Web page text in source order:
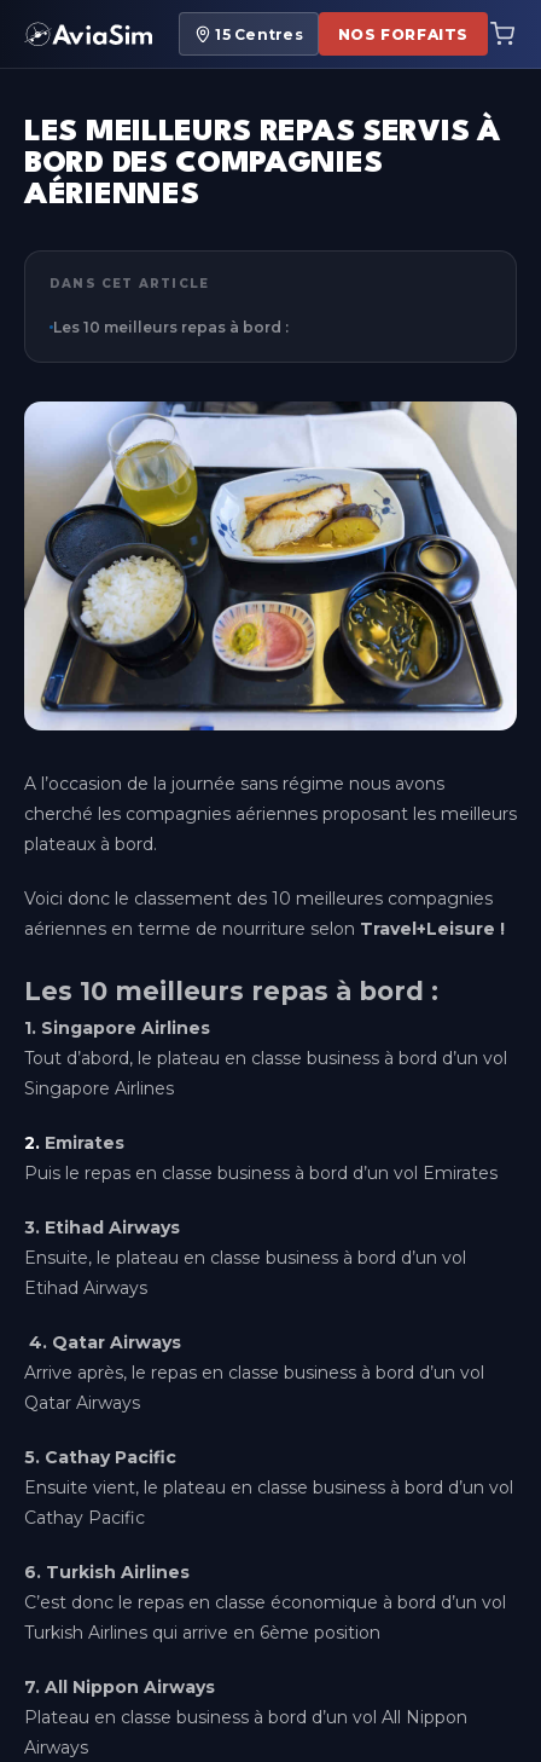
15Centres NOS FORFAITS
Aix-en-Provence
Bordeaux
Nouvelle-Aquitaine
Genève
Lille
Lyon
Auvergne-Rhône-Alpes
Grand Est
Montpellier
Provence-Alpes-Côte d'Azur
Île-de-France
Paris-Orly
Paris-Ouest
Île-de-France
LES MEILLEURS REPAS SERVIS À
BORD DES COMPAGNIES
AÉRIENNES
DANS CET ARTICLE
Les 10 meilleurs repas à bord :
A l’occasion de la journée sans régime nous avons
cherché les compagnies aériennes proposant les meilleurs
plateaux à bord.
Voici donc le classement des 10 meilleures compagnies
aériennes en terme de nourriture selon Travel+Leisure !
Les 10 meilleurs repas à bord :
1. Singapore Airlines
Tout d’abord, le plateau en classe business à bord d’un vol
Singapore Airlines
2. Emirates
Puis le repas en classe business à bord d’un vol Emirates
3. Etihad Airways
Ensuite, le plateau en classe business à bord d’un vol
Etihad Airways
4. Qatar Airways
Arrive après, le repas en classe business à bord d’un vol
Qatar Airways
5. Cathay Pacific
Ensuite vient, le plateau en classe business à bord d’un vol
Cathay Pacific
6. Turkish Airlines
C’est donc le repas en classe économique à bord d’un vol
Turkish Airlines qui arrive en 6ème position
7. All Nippon Airways
Plateau en classe business à bord d’un vol All Nippon
Airways